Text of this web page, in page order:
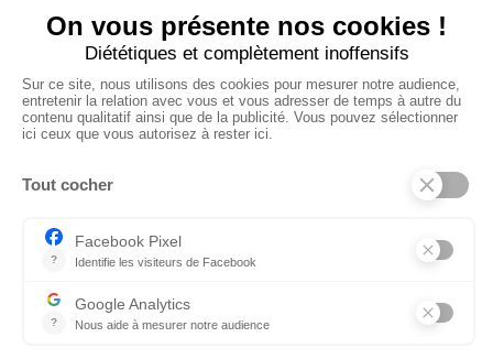
Ajouter mon salon
CGU
Conditions Générales de Vente